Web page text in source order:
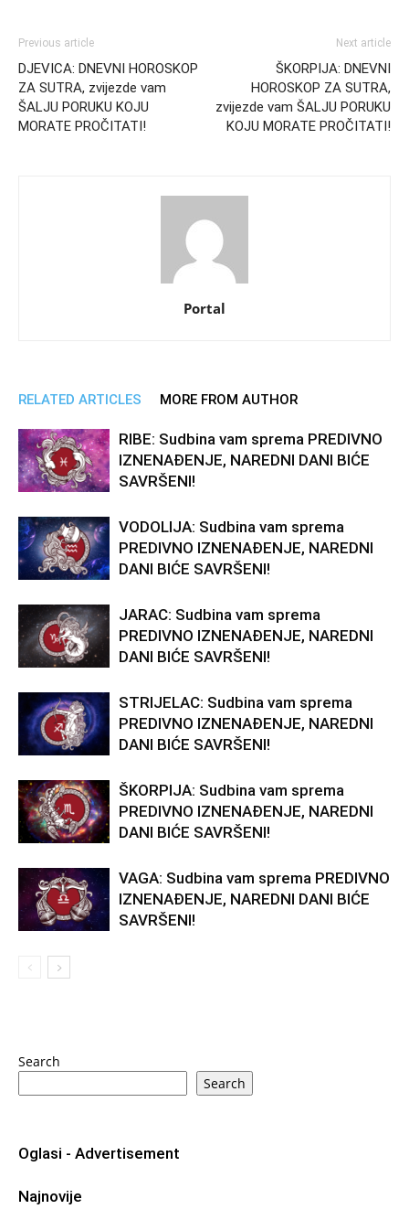
Previous article
DJEVICA: DNEVNI HOROSKOP
ZA SUTRA, zvijezde vam
ŠALJU PORUKU KOJU
MORATE PROČITATI!
Next article
ŠKORPIJA: DNEVNI
HOROSKOP ZA SUTRA,
zvijezde vam ŠALJU PORUKU
KOJU MORATE PROČITATI!
Portal
RELATED ARTICLES MORE FROM AUTHOR
RIBE: Sudbina vam sprema PREDIVNO
IZNENAĐENJE, NAREDNI DANI BIĆE
SAVRŠENI!
VODOLIJA: Sudbina vam sprema
PREDIVNO IZNENAĐENJE, NAREDNI
DANI BIĆE SAVRŠENI!
JARAC: Sudbina vam sprema
PREDIVNO IZNENAĐENJE, NAREDNI
DANI BIĆE SAVRŠENI!
STRIJELAC: Sudbina vam sprema
PREDIVNO IZNENAĐENJE, NAREDNI
DANI BIĆE SAVRŠENI!
ŠKORPIJA: Sudbina vam sprema
PREDIVNO IZNENAĐENJE, NAREDNI
DANI BIĆE SAVRŠENI!
VAGA: Sudbina vam sprema PREDIVNO
IZNENAĐENJE, NAREDNI DANI BIĆE
SAVRŠENI!
Search
Search
Oglasi - Advertisement
Najnovije